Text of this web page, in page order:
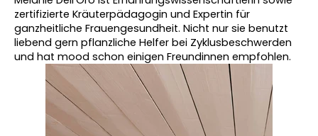
zertifizierte Kräuterpädagogin und Expertin für
ganzheitliche Frauengesundheit. Nicht nur sie benutzt
liebend gern pflanzliche Helfer bei Zyklusbeschwerden
und hat mood schon einigen Freundinnen empfohlen.